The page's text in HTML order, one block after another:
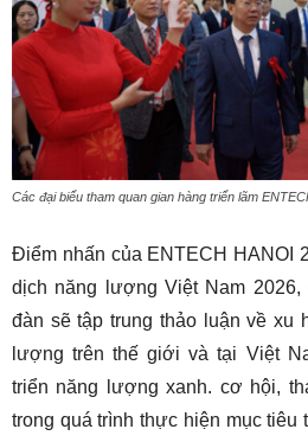
Các đại biểu tham quan gian hàng triển lãm
Điểm nhấn của ENTECH HANOI
dịch năng lượng Việt Nam 2026,
đàn sẽ tập trung thảo luận về xu
lượng trên thế giới và tại Việt
triển năng lượng xanh. cơ hội,
trong quá trình thực hiện mục tiêu